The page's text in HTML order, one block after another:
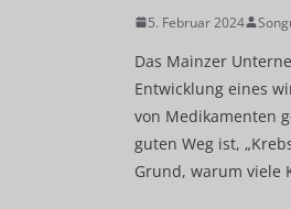
5. Februar 2024
Das Mainzer
Entwicklung eines
von Medikamenten
guten Weg ist,
Grund, warum viele